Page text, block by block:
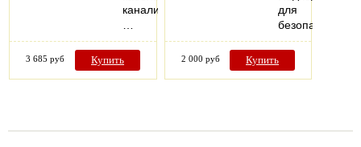
канализации,
3 685 руб Купить
для
безопасной…
2 000 руб Купить